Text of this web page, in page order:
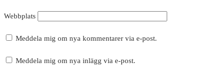
Webbplats
Meddela mig om nya kommentarer via e-post.
Meddela mig om nya inlägg via e-post.